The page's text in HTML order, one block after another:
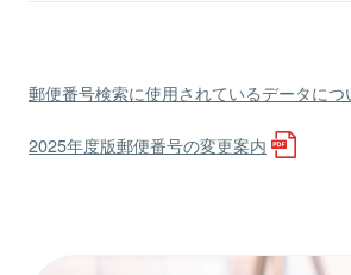
郵便番号検索に使用されているデータにつ
2025年度版郵便番号の変更案内